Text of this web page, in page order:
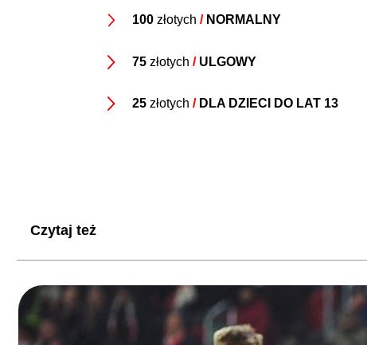
100 złotych / NORMALNY
75 złotych /ULGOWY
25 złotych /DLA DZIECI DO LAT 13
Czytaj też